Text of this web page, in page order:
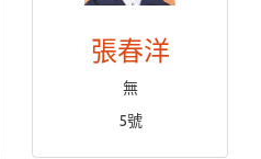
張春洋
無
5號